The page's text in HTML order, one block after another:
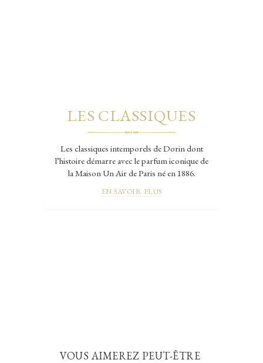
LES CLASSIQUES
Les classiques intemporels de Dorin dont
l’histoire démarre avec le parfum iconique de
la Maison Un Air de Paris né en 1886.
EN SAVOIR PLUS
VOUS AIMEREZ PEUT-ÊTRE